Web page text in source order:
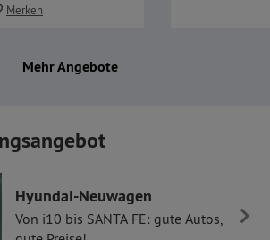
Merken
Mehr Angebote
Hyundai-Neuwagen
Von i10 bis SANTA FE: gute Autos,